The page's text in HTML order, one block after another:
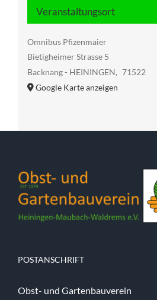
Veranstaltungsort
Omnibus Pfizenmaier
Bietigheimer Strasse 5
Backnang - HEININGEN, 71522
Google Karte anzeigen
POSTANSCHRIFT
Obst- und Gartenbauverein